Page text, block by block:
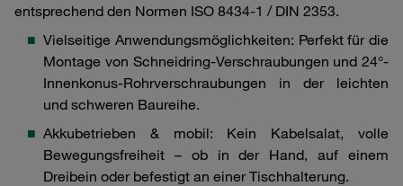
entsprechend den Normen ISO 8434-1 / DIN 2353.
Vielseitige Anwendungsmöglichkeiten: Perfekt für die
Montage von Schneidring-Verschraubungen und 24°-
Innenkonus-Rohrverschraubungen in der leichten
und schweren Baureihe.
Akkubetrieben & mobil: Kein Kabelsalat, volle
Bewegungsfreiheit – ob in der Hand, auf einem
Dreibein oder befestigt an einer Tischhalterung.